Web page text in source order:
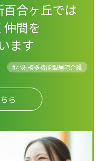
合ヶ丘では
間を
ます
#小規模多機能型居宅介護
ら